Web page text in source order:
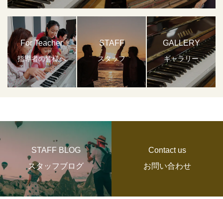
For Teacher
指導者の皆様へ
STAFF
スタッフ
GALLERY
ギャラリー
STAFF BLOG
スタッフブログ
Contact us
お問い合わせ